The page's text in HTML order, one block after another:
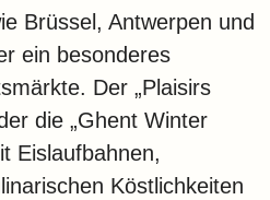
Brüssel, Antwerpen und
ein besonderes
Der „Plaisirs
die „Ghent Winter
Eislaufbahnen,
Köstlichkeiten